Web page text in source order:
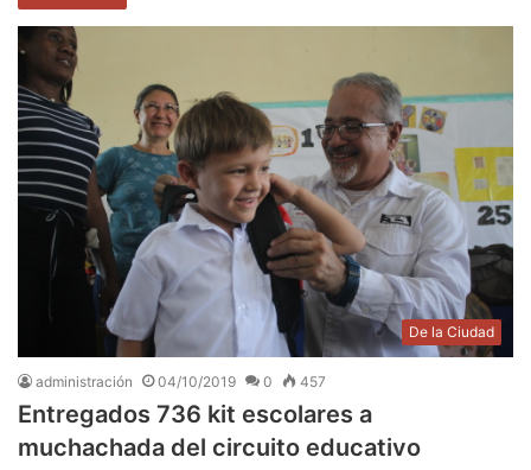
De la Ciudad
administración 04/10/2019 0 457
Entregados 736 kit escolares a
muchachada del circuito educativo